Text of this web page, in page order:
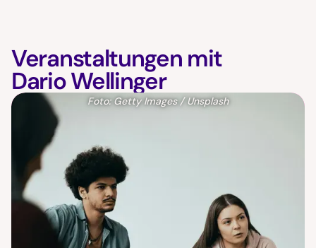
Veranstaltungen mit
Dario Wellinger
Foto: Getty Images / Unsplash